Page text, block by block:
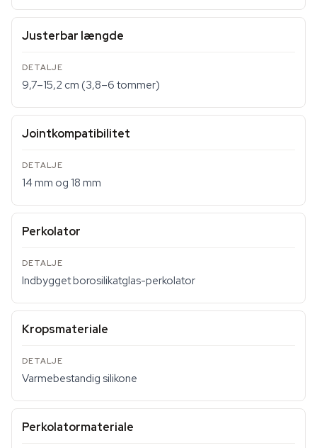
Justerbar længde
9,7–15,2 cm (3,8–6 tommer)
Jointkompatibilitet
14 mm og 18 mm
Perkolator
Indbygget borosilikatglas-perkolator
Kropsmateriale
Varmebestandig silikone
Perkolatormateriale